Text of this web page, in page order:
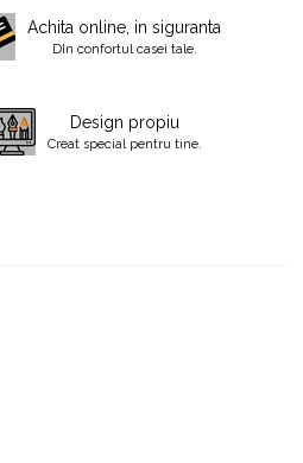
Achita online, in siguranta
DIn confortul casei tale.
Design propiu
Creat special pentru tine.